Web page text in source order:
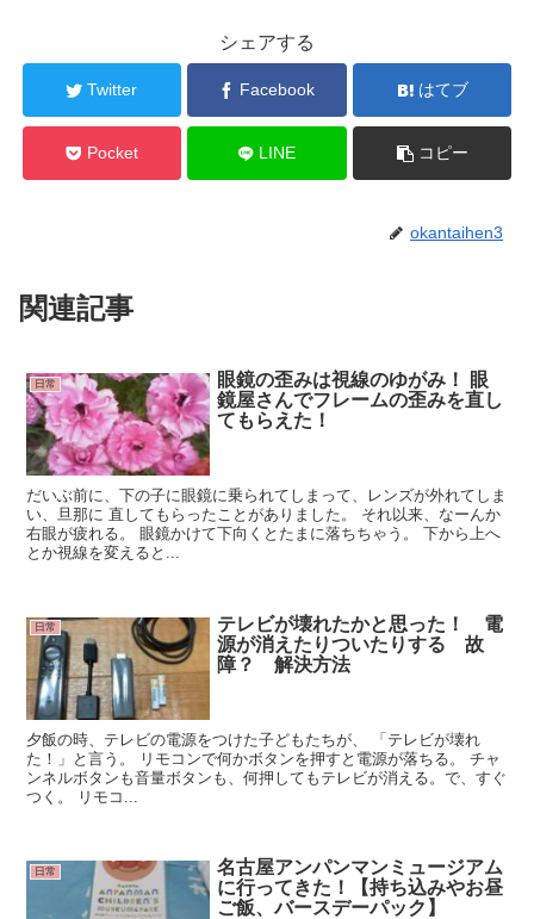
シェアする
Twitter Facebook はてブ
Pocket LINE コピー
okantaihen3
関連記事
日常
眼鏡の歪みは視線のゆがみ！ 眼
鏡屋さんでフレームの歪みを直し
てもらえた！
だいぶ前に、下の子に眼鏡に乗られてしまって、レンズが外れてしま
い、旦那に 直してもらったことがありました。 それ以来、なーんか
右眼が疲れる。 眼鏡かけて下向くとたまに落ちちゃう。 下から上へ
とか視線を変えると...
日常
テレビが壊れたかと思った！ 電
源が消えたりついたりする 故
障？ 解決方法
夕飯の時、テレビの電源をつけた子どもたちが、 「テレビが壊れ
た！」と言う。 リモコンで何かボタンを押すと電源が落ちる。 チャ
ンネルボタンも音量ボタンも、何押してもテレビが消える。で、すぐ
つく。 リモコ...
日常
名古屋アンパンマンミュージアム
に行ってきた！【持ち込みやお昼
ご飯、バースデーパック】